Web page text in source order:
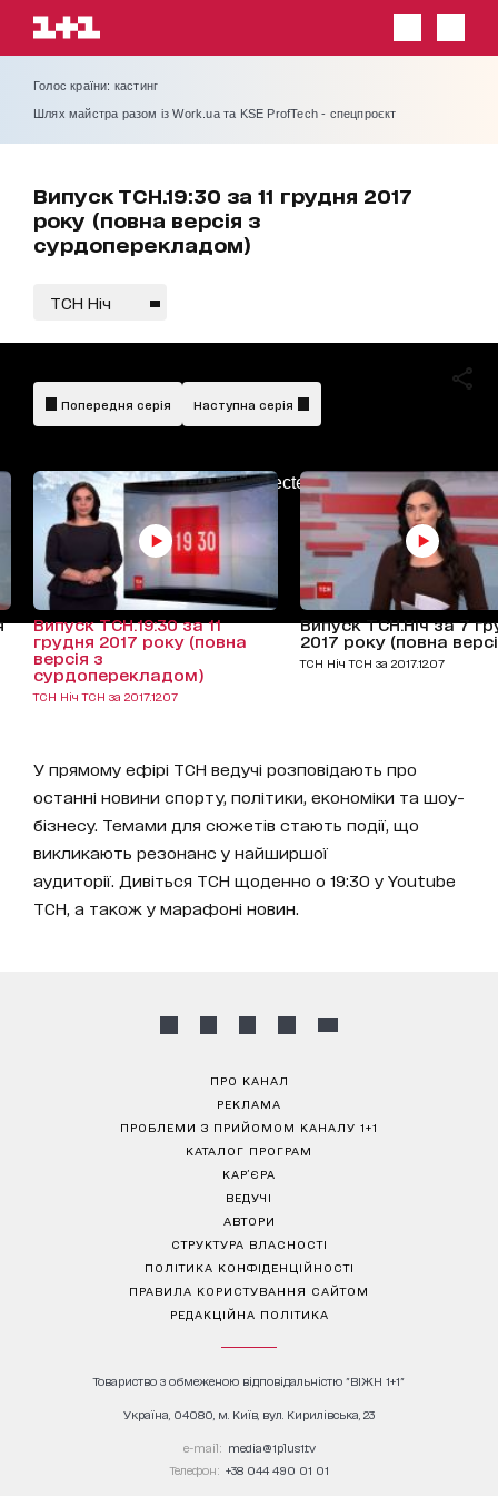
Голос країни: кастинг
Шлях майстра разом із Work.ua та KSE ProfTech - спецпроєкт
Випуск ТСН.19:30 за 11 грудня 2017
року (повна версія з
сурдоперекладом)
ТСН Ніч
AdBlockDetected!
Попередня серія Наступна серія
Випуск ТСН.19:30 за 11
грудня 2017 року (повна
версія з
сурдоперекладом)
ТСН Ніч ТСН за 2017.12.07
Випуск ТСН.Ніч за 7
2017 року (повна
ТСН Ніч ТСН за 2017.12.07
У прямому ефірі ТСН ведучі розповідають про
останні новини спорту, політики, економіки та шоу-
бізнесу. Темами для сюжетів стають події, що
викликають резонанс у найширшої
аудиторії. Дивіться ТСН щоденно о 19:30 у Youtube
ТСН, а також у марафоні новин.
ПРО КАНАЛ
РЕКЛАМА
ПРОБЛЕМИ З ПРИЙОМОМ КАНАЛУ 1+1
КАТАЛОГ ПРОГРАМ
КАР’ЄРА
ВЕДУЧІ
АВТОРИ
СТРУКТУРА ВЛАСНОСТІ
ПОЛІТИКА КОНФІДЕНЦІЙНОСТІ
ПРАВИЛА КОРИСТУВАННЯ САЙТОМ
РЕДАКЦІЙНА ПОЛІТИКА
Товариство з обмеженою відповідальністю "ВІЖН 1+1"
Україна, 04080, м. Київ, вул. Кирилівська, 23
е-mail: media@1plus1.tv
Телефон: +38 044 490 01 01